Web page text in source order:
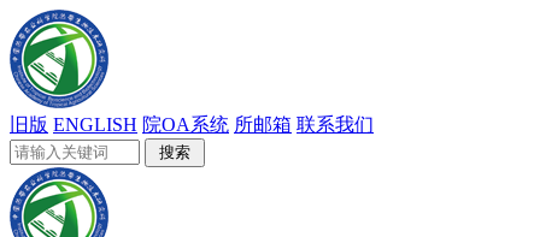
旧版 ENGLISH 院OA系统 所邮箱 联系我们